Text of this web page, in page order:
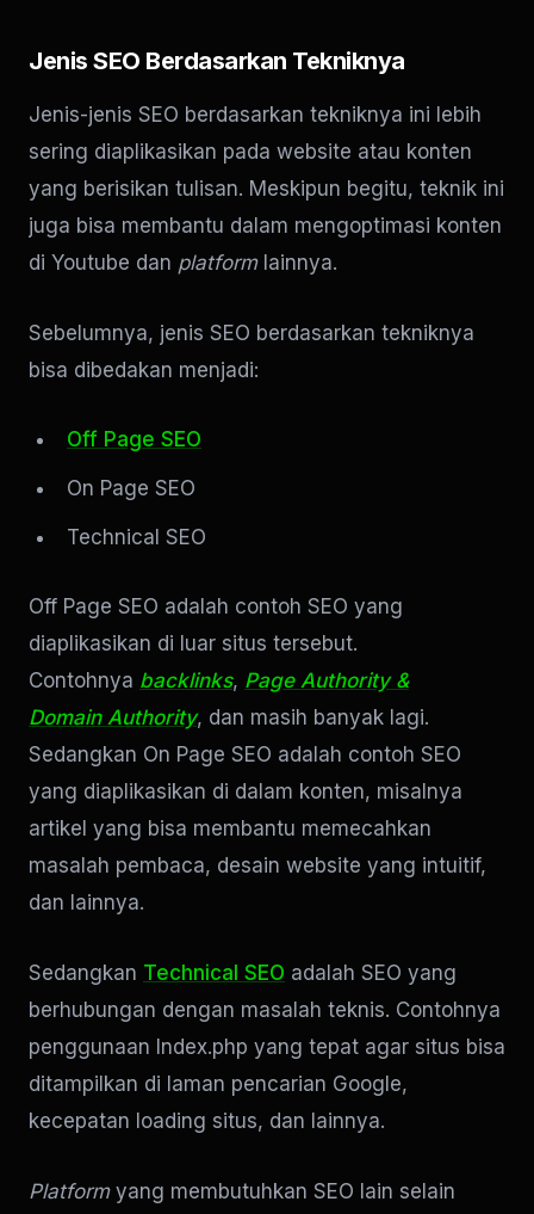
Jenis SEO Berdasarkan Tekniknya
Jenis-jenis SEO berdasarkan tekniknya ini lebih
sering diaplikasikan pada website atau konten
yang berisikan tulisan. Meskipun begitu, teknik ini
juga bisa membantu dalam mengoptimasi konten
di Youtube dan platformlainnya.
Sebelumnya, jenis SEO berdasarkan tekniknya
bisa dibedakan menjadi:
Off Page SEO
On Page SEO
Technical SEO
Off Page SEO adalah contoh SEO yang
diaplikasikan di luar situs tersebut.
Contohnya backlinks, Page Authority &
Domain Authority, dan masih banyak lagi.
Sedangkan On Page SEO adalah contoh SEO
yang diaplikasikan di dalam konten, misalnya
artikel yang bisa membantu memecahkan
masalah pembaca, desain website yang intuitif,
dan lainnya.
Sedangkan Technical SEO adalah SEO yang
berhubungan dengan masalah teknis. Contohnya
penggunaan Index.php yang tepat agar situs bisa
ditampilkan di laman pencarian Google,
kecepatan loading situs, dan lainnya.
Platform yang membutuhkan SEO lain selain